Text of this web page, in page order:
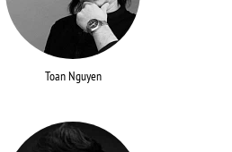
Toan Nguyen